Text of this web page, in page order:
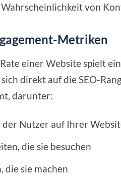
von
Metriken
einer Website spielt
direkt auf die SEO-
darunter:
Nutzer auf Ihrer
die sie besuchen
die sie machen